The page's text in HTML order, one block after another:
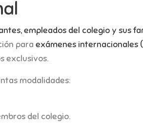
empleados del colegio y sus
para exámenes internacionales
exclusivos.
modalidades:
del colegio.